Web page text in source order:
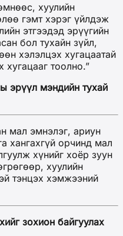
хуулийн
гэмт хэрэг үйлдэж
этгээдэд эрүүгийн
бол тухайн зүйл,
хэлэлцэх хугацаатай
тоолно.”
эрүүл мэндийн тухай
мал эмнэлэг, ариун
хангахгүй орчинд мал
хүнийг хоёр зуун
хуулийн
тэнцэх хэмжээний
зохион байгуулах